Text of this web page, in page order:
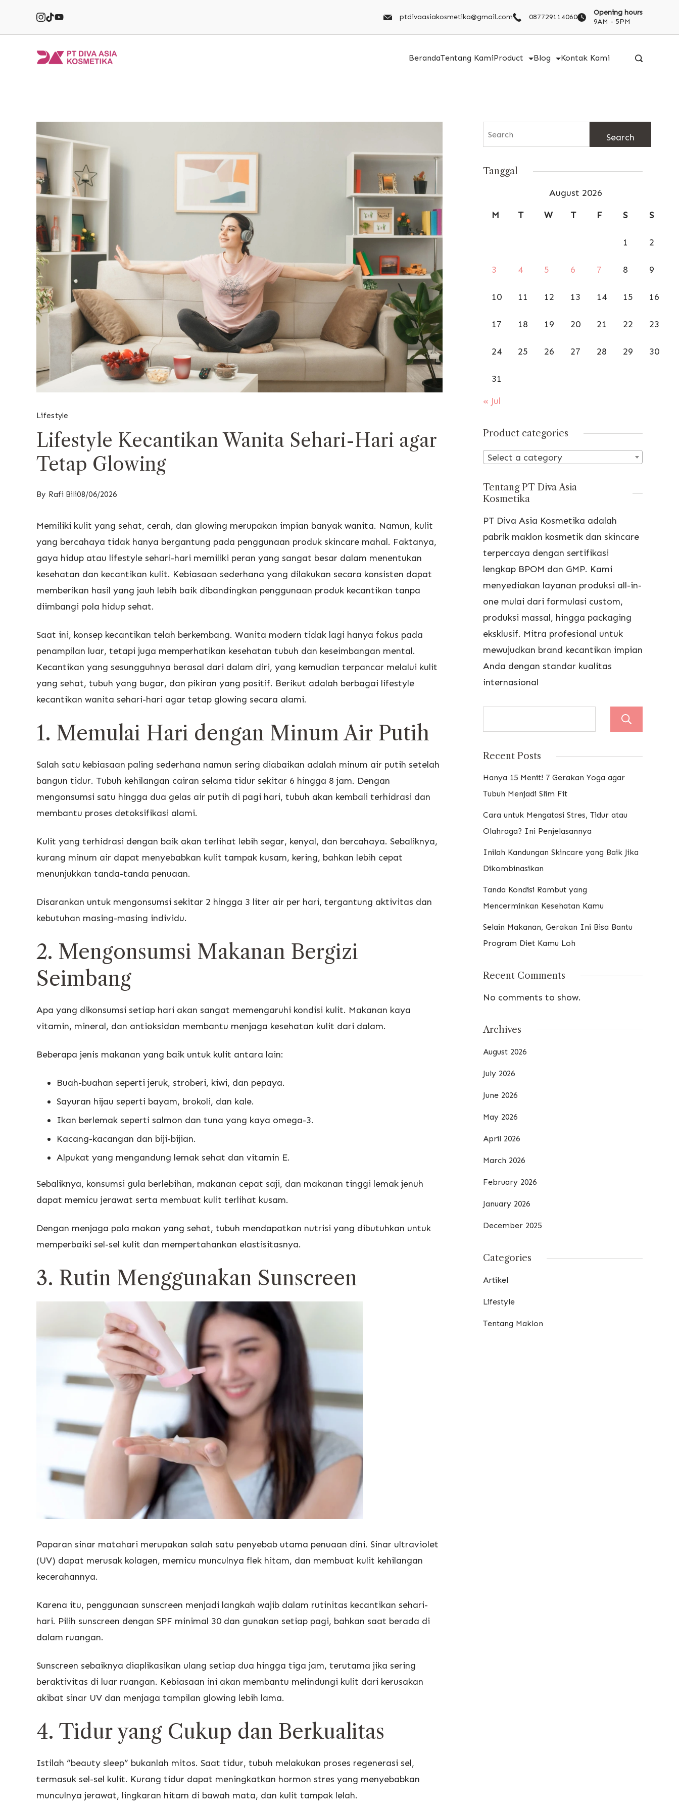
ptdivaasiakosmetika@gmail.com 087729114060
Opening hours
9AM - 5PM
BerandaTentang KamiProduct Blog Kontak Kami
Lifestyle
Lifestyle Kecantikan Wanita Sehari-Hari agar
Tetap Glowing
By Rafi Bili08/06/2026
Memiliki kulit yang sehat, cerah, dan glowing merupakan impian banyak wanita. Namun, kulit
yang bercahaya tidak hanya bergantung pada penggunaan produk skincare mahal. Faktanya,
gaya hidup atau lifestyle sehari-hari memiliki peran yang sangat besar dalam menentukan
kesehatan dan kecantikan kulit. Kebiasaan sederhana yang dilakukan secara konsisten dapat
memberikan hasil yang jauh lebih baik dibandingkan penggunaan produk kecantikan tanpa
diimbangi pola hidup sehat.
Saat ini, konsep kecantikan telah berkembang. Wanita modern tidak lagi hanya fokus pada
penampilan luar, tetapi juga memperhatikan kesehatan tubuh dan keseimbangan mental.
Kecantikan yang sesungguhnya berasal dari dalam diri, yang kemudian terpancar melalui kulit
yang sehat, tubuh yang bugar, dan pikiran yang positif. Berikut adalah berbagai lifestyle
kecantikan wanita sehari-hari agar tetap glowing secara alami.
1. Memulai Hari dengan Minum Air Putih
Salah satu kebiasaan paling sederhana namun sering diabaikan adalah minum air putih setelah
bangun tidur. Tubuh kehilangan cairan selama tidur sekitar 6 hingga 8 jam. Dengan
mengonsumsi satu hingga dua gelas air putih di pagi hari, tubuh akan kembali terhidrasi dan
membantu proses detoksifikasi alami.
Kulit yang terhidrasi dengan baik akan terlihat lebih segar, kenyal, dan bercahaya. Sebaliknya,
kurang minum air dapat menyebabkan kulit tampak kusam, kering, bahkan lebih cepat
menunjukkan tanda-tanda penuaan.
Disarankan untuk mengonsumsi sekitar 2 hingga 3 liter air per hari, tergantung aktivitas dan
kebutuhan masing-masing individu.
2. Mengonsumsi Makanan Bergizi
Seimbang
Apa yang dikonsumsi setiap hari akan sangat memengaruhi kondisi kulit. Makanan kaya
vitamin, mineral, dan antioksidan membantu menjaga kesehatan kulit dari dalam.
Beberapa jenis makanan yang baik untuk kulit antara lain:
Buah-buahan seperti jeruk, stroberi, kiwi, dan pepaya.
Sayuran hijau seperti bayam, brokoli, dan kale.
Ikan berlemak seperti salmon dan tuna yang kaya omega-3.
Kacang-kacangan dan biji-bijian.
Alpukat yang mengandung lemak sehat dan vitamin E.
Sebaliknya, konsumsi gula berlebihan, makanan cepat saji, dan makanan tinggi lemak jenuh
dapat memicu jerawat serta membuat kulit terlihat kusam.
Dengan menjaga pola makan yang sehat, tubuh mendapatkan nutrisi yang dibutuhkan untuk
memperbaiki sel-sel kulit dan mempertahankan elastisitasnya.
3. Rutin Menggunakan Sunscreen
Paparan sinar matahari merupakan salah satu penyebab utama penuaan dini. Sinar ultraviolet
(UV) dapat merusak kolagen, memicu munculnya flek hitam, dan membuat kulit kehilangan
kecerahannya.
Karena itu, penggunaan sunscreen menjadi langkah wajib dalam rutinitas kecantikan sehari-
hari. Pilih sunscreen dengan SPF minimal 30 dan gunakan setiap pagi, bahkan saat berada di
dalam ruangan.
Sunscreen sebaiknya diaplikasikan ulang setiap dua hingga tiga jam, terutama jika sering
beraktivitas di luar ruangan. Kebiasaan ini akan membantu melindungi kulit dari kerusakan
akibat sinar UV dan menjaga tampilan glowing lebih lama.
4. Tidur yang Cukup dan Berkualitas
Istilah “beauty sleep” bukanlah mitos. Saat tidur, tubuh melakukan proses regenerasi sel,
termasuk sel-sel kulit. Kurang tidur dapat meningkatkan hormon stres yang menyebabkan
munculnya jerawat, lingkaran hitam di bawah mata, dan kulit tampak lelah.
Search
for:
Tanggal
August 2026
M
T W T F S S
1 2
3 4 5 6 7 8 9
10 11 12 13 14 15 16
17 18 19 20 21 22 23
24 25 26 27 28 29 30
31
« Jul
Product categories
Select a category
Tentang PT Diva Asia
Kosmetika
PT Diva Asia Kosmetika adalah
pabrik maklon kosmetik dan skincare
terpercaya dengan sertifikasi
lengkap BPOM dan GMP. Kami
menyediakan layanan produksi all-in-
one mulai dari formulasi custom,
produksi massal, hingga packaging
eksklusif. Mitra profesional untuk
mewujudkan brand kecantikan impian
Anda dengan standar kualitas
internasional
Recent Posts
Hanya 15 Menit! 7 Gerakan Yoga agar
Tubuh Menjadi Slim Fit
Cara untuk Mengatasi Stres, Tidur atau
Olahraga? Ini Penjelasannya
Inilah Kandungan Skincare yang Baik Jika
Dikombinasikan
Tanda Kondisi Rambut yang
Mencerminkan Kesehatan Kamu
Selain Makanan, Gerakan Ini Bisa Bantu
Program Diet Kamu Loh
Recent Comments
No comments to show.
Archives
August 2026
July 2026
June 2026
May 2026
April 2026
March 2026
February 2026
January 2026
December 2025
Categories
Artikel
Lifestyle
Tentang Maklon